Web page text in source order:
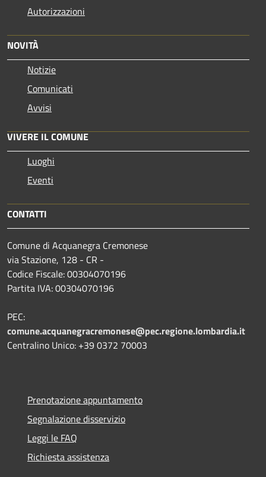
Autorizzazioni
NOVITÀ
Notizie
Comunicati
Avvisi
VIVERE IL COMUNE
Luoghi
Eventi
CONTATTI
Comune di Acquanegra Cremonese
via Stazione, 128 - CR -
Codice Fiscale: 00304070196
Partita IVA: 00304070196
PEC:
comune.acquanegracremonese@pec.regione.lombardia.it
Centralino Unico: +39 0372 70003
Prenotazione appuntamento
Segnalazione disservizio
Leggi le FAQ
Richiesta assistenza